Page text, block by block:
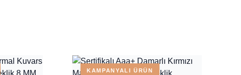
KAMPANYALI ÜRÜN